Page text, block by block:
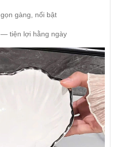
gàng, nổi bật
tiện lợi hằng ngày